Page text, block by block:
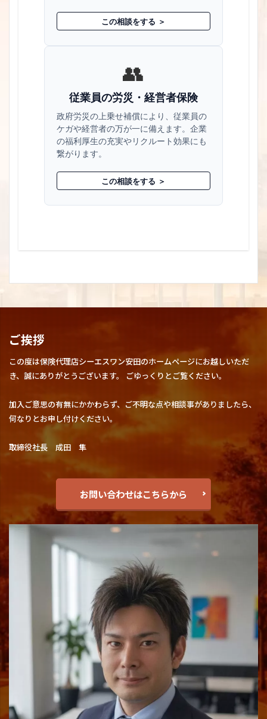
この相談をする ＞
👥
従業員の労災・経営者保険
政府労災の上乗せ補償により、従業員の
ケガや経営者の万が一に備えます。企業
の福利厚生の充実やリクルート効果にも
繋がります。
この相談をする ＞
ご挨拶
この度は保険代理店シーエスワン安田のホームページにお越しいただ
き、誠にありがとうございます。 ごゆっくりとご覧ください。
加入ご意思の有無にかかわらず、ご不明な点や相談事がありましたら、
何なりとお申し付けください。
取締役社長 成田 隼
お問い合わせはこちらから